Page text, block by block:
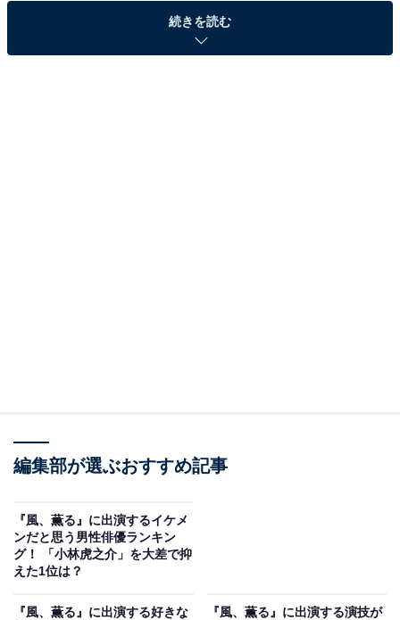
ン」の原田泰造さんです。上坂樹里さん演じるヒロイ
ン・大家直美を引き取ったキリスト教の牧師・吉江善作
を演じています。
愛情深く涙もろい吉江の出演シーンは、人柄の良さがあ
続きを読む
編集部が選ぶおすすめ記事
『風、薫る』に出演するイケメ
ンだと思う男性俳優ランキン
グ！ 「小林虎之介」を大差で抑
えた1位は？
『風、薫る』に出演する好きな
『風、薫る』に出演する演技が